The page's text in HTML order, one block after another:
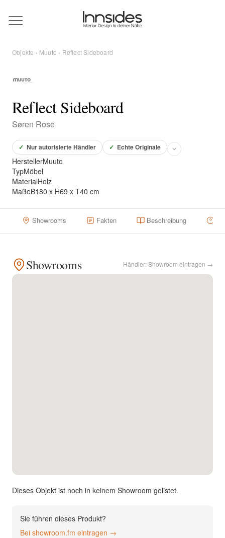
Magazin
Showrooms
Objekte
Über uns
Für Händler
Deutsch
Objekte › Muuto › Reflect Sideboard
Reflect Sideboard
Søren Rose
✓ Nur autorisierte Händler ✓ Echte Originale
HerstellerMuuto
TypMöbel
MaterialHolz
MaßeB180 x H69 x T40 cm
Showrooms Fakten Beschreibung
Showrooms Händler: Showroom eintragen →
Dieses Objekt ist noch in keinem Showroom gelistet.
Sie führen dieses Produkt?
Bei showroom.fm eintragen →